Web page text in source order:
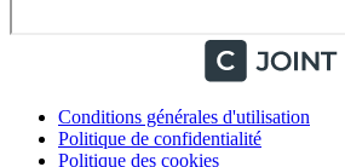
Conditions générales d'utilisation
Politique de confidentialité
Politique des cookies